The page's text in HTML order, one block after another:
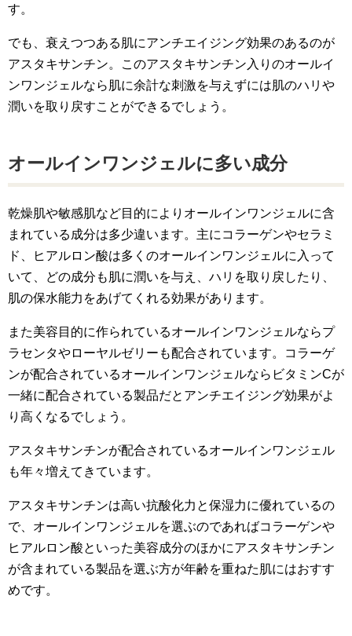
す。
でも、衰えつつある肌にアンチエイジング効果のあるのが
アスタキサンチン。このアスタキサンチン入りのオールイ
ンワンジェルなら肌に余計な刺激を与えずには肌のハリや
潤いを取り戻すことができるでしょう。
オールインワンジェルに多い成分
乾燥肌や敏感肌など目的によりオールインワンジェルに含
まれている成分は多少違います。主にコラーゲンやセラミ
ド、ヒアルロン酸は多くのオールインワンジェルに入って
いて、どの成分も肌に潤いを与え、ハリを取り戻したり、
肌の保水能力をあげてくれる効果があります。
また美容目的に作られているオールインワンジェルならプ
ラセンタやローヤルゼリーも配合されています。コラーゲ
ンが配合されているオールインワンジェルならビタミンCが
一緒に配合されている製品だとアンチエイジング効果がよ
り高くなるでしょう。
アスタキサンチンが配合されているオールインワンジェル
も年々増えてきています。
アスタキサンチンは高い抗酸化力と保湿力に優れているの
で、オールインワンジェルを選ぶのであればコラーゲンや
ヒアルロン酸といった美容成分のほかにアスタキサンチン
が含まれている製品を選ぶ方が年齢を重ねた肌にはおすす
めです。